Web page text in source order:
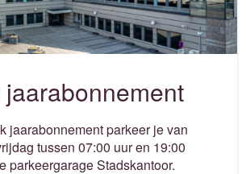
jaarabonnement parkeer je van
tussen 07:00 uur en 19:00
parkeergarage Stadskantoor.